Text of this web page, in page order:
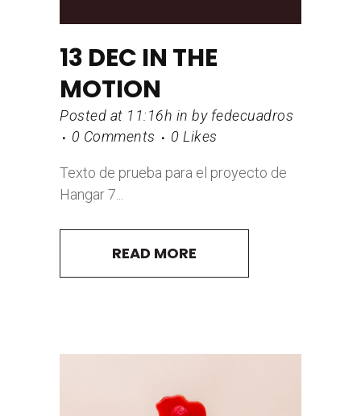
13 DEC IN THE
MOTION
Posted at 11:16h in by fedecuadros
0 Comments
0 Likes
Texto de prueba para el proyecto de
Hangar 7...
READ MORE